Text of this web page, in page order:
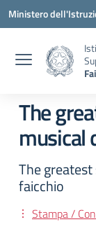
Vai ai contenuti
Vai al menu di
Vai al footer
Ministero
The
musical
The
faicchio
Stampa /